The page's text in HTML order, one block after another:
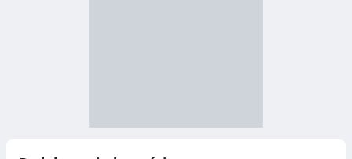
N
B